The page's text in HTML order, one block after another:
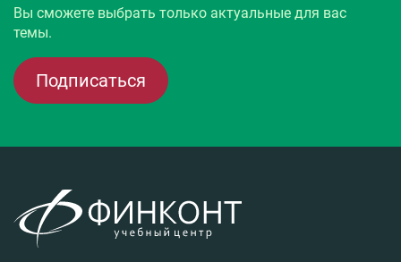
Вы сможете выбрать только актуальные для вас
темы.
Подписаться